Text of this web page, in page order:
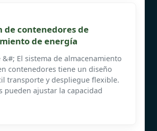
de contenedores de
de energía
&#; El sistema de almacenamiento
contenedores tiene un diseño
transporte y despliegue flexible.
pueden ajustar la capacidad